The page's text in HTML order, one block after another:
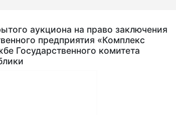
аукциона на право заключения
предприятия «Комплекс
Государственного комитета